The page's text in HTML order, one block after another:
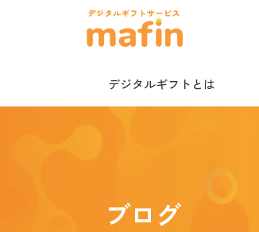
デジタルギフトとは
ブログ